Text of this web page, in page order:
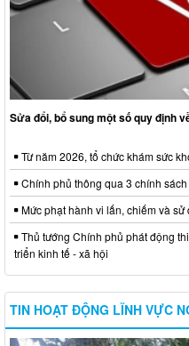
Sửa đổi, bổ sung một số quy định
Từ năm 2026, tổ chức khám sức
Chính phủ thông qua 3 chính
Mức phạt hành vi lấn, chiếm và
Thủ tướng Chính phủ phát động
triển kinh tế - xã hội
TIN HOẠT ĐỘNG LĨNH VỰC